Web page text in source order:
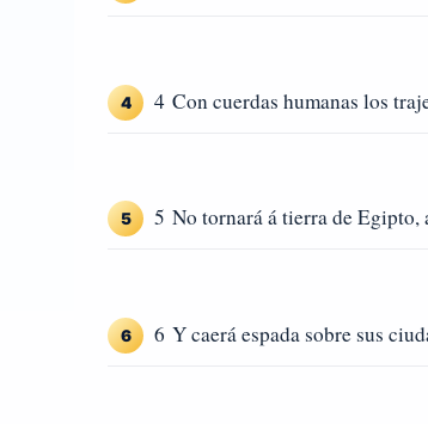
4 4 Con cuerdas humanas los
5 5 No tornará á tierra de Egipto,
6 6 Y caerá espada sobre sus